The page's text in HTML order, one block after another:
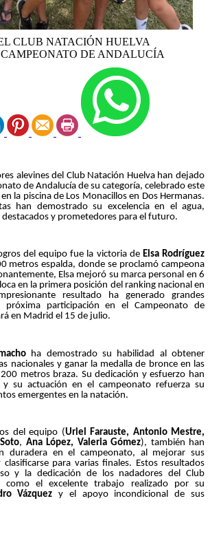
CLUB NATACIÓN HUELVA
DE ANDALUCÍA
alevines del Club Natación Huelva han dejado
de Andalucía de su categoría, celebrado este
la piscina de Los Monacillos en Dos Hermanas.
han demostrado su excelencia en el agua,
y prometedores para el futuro.
del equipo fue la victoria de Elsa Rodríguez
metros espalda, donde se proclamó campeona
Elsa mejoró su marca personal en 6
en la primera posición del ranking nacional en
resultado ha generado grandes
próxima participación en el Campeonato de
en Madrid el 15 de julio.
ha demostrado su habilidad al obtener
nacionales y ganar la medalla de bronce en las
metros braza. Su dedicación y esfuerzo han
y su actuación en el campeonato refuerza su
emergentes en la natación.
del equipo (Uriel Farauste, Antonio Mestre,
, Ana López, Valeria Gómez), también han
duradera en el campeonato, al mejorar sus
para varias finales. Estos resultados
y la dedicación de los nadadores del Club
como el excelente trabajo realizado por su
Vázquez y el apoyo incondicional de sus